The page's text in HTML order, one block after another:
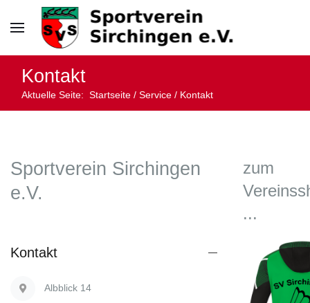
Kontakt
Aktuelle Seite: Startseite / Service / Kontakt
Sportverein Sirchingen
e.V.
Kontakt
Albblick 14
zum
...